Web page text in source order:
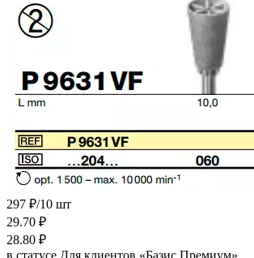
297 ₽/10 шт
29.70 ₽
28.80 ₽
в статусе Для клиентов «Базис Премиум»